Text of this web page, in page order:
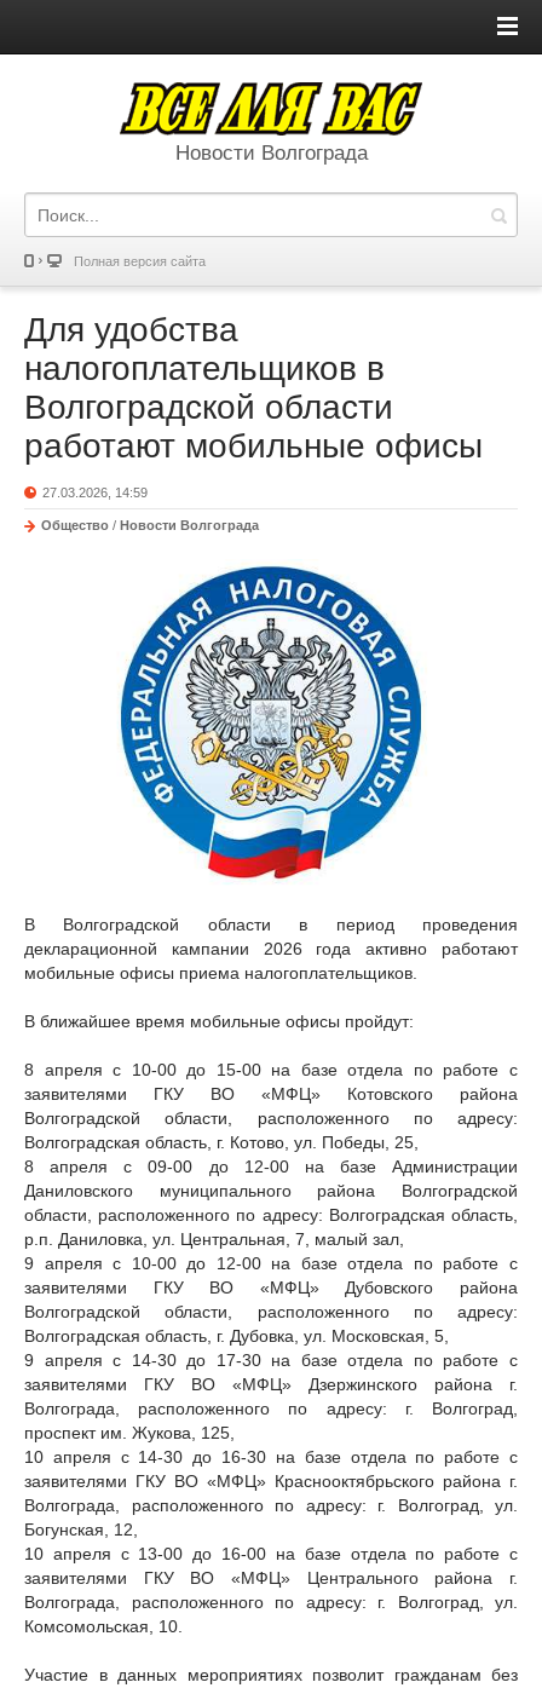
Новости Волгограда
Полная версия сайта
Для удобства
налогоплательщиков в
Волгоградской области
работают мобильные офисы
27.03.2026, 14:59
Общество / Новости Волгограда
В Волгоградской области в период проведения
декларационной кампании 2026 года активно работают
мобильные офисы приема налогоплательщиков.
В ближайшее время мобильные офисы пройдут:
8 апреля с 10-00 до 15-00 на базе отдела по работе с
заявителями ГКУ ВО «МФЦ» Котовского района
Волгоградской области, расположенного по адресу:
Волгоградская область, г. Котово, ул. Победы, 25,
8 апреля с 09-00 до 12-00 на базе Администрации
Даниловского муниципального района Волгоградской
области, расположенного по адресу: Волгоградская область,
р.п. Даниловка, ул. Центральная, 7, малый зал,
9 апреля с 10-00 до 12-00 на базе отдела по работе с
заявителями ГКУ ВО «МФЦ» Дубовского района
Волгоградской области, расположенного по адресу:
Волгоградская область, г. Дубовка, ул. Московская, 5,
9 апреля с 14-30 до 17-30 на базе отдела по работе с
заявителями ГКУ ВО «МФЦ» Дзержинского района г.
Волгограда, расположенного по адресу: г. Волгоград,
проспект им. Жукова, 125,
10 апреля с 14-30 до 16-30 на базе отдела по работе с
заявителями ГКУ ВО «МФЦ» Краснооктябрьского района г.
Волгограда, расположенного по адресу: г. Волгоград, ул.
Богунская, 12,
10 апреля с 13-00 до 16-00 на базе отдела по работе с
заявителями ГКУ ВО «МФЦ» Центрального района г.
Волгограда, расположенного по адресу: г. Волгоград, ул.
Комсомольская, 10.
Участие в данных мероприятиях позволит гражданам без